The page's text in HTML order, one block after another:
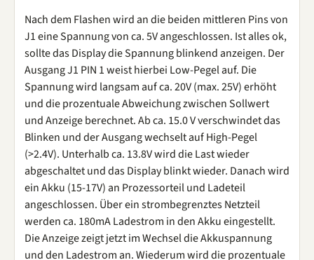
Nach dem Flashen wird an die beiden mittleren Pins von
J1 eine Spannung von ca. 5V angeschlossen. Ist alles ok,
sollte das Display die Spannung blinkend anzeigen. Der
Ausgang J1 PIN 1 weist hierbei Low-Pegel auf. Die
Spannung wird langsam auf ca. 20V (max. 25V) erhöht
und die prozentuale Abweichung zwischen Sollwert
und Anzeige berechnet. Ab ca. 15.0 V verschwindet das
Blinken und der Ausgang wechselt auf High-Pegel
(>2.4V). Unterhalb ca. 13.8V wird die Last wieder
abgeschaltet und das Display blinkt wieder. Danach wird
ein Akku (15-17V) an Prozessorteil und Ladeteil
angeschlossen. Über ein strombegrenztes Netzteil
werden ca. 180mA Ladestrom in den Akku eingestellt.
Die Anzeige zeigt jetzt im Wechsel die Akkuspannung
und den Ladestrom an. Wiederum wird die prozentuale